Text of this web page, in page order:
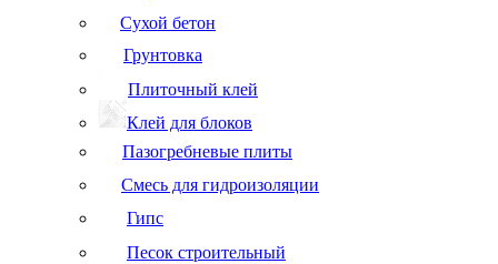
Сухой бетон
Грунтовка
Плиточный клей
Клей для блоков
Пазогребневые плиты
Смесь для гидроизоляции
Гипс
Песок строительный